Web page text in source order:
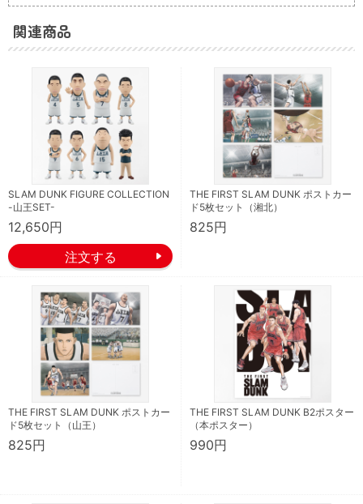
関連商品
SLAM DUNK FIGURE COLLECTION
-山王SET-
12,650円
THE FIRST SLAM DUNK ポストカー
ド5枚セット（湘北）
825円
THE FIRST SLAM DUNK ポストカー
ド5枚セット（山王）
825円
THE FIRST SLAM DUNK B2ポスター
（本ポスター）
990円